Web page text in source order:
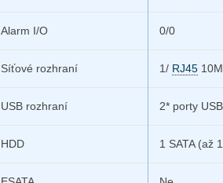
Alarm I/O 0/0
Síťové rozhraní 1/ RJ45
USB rozhraní 2* porty
HDD 1 SATA (až